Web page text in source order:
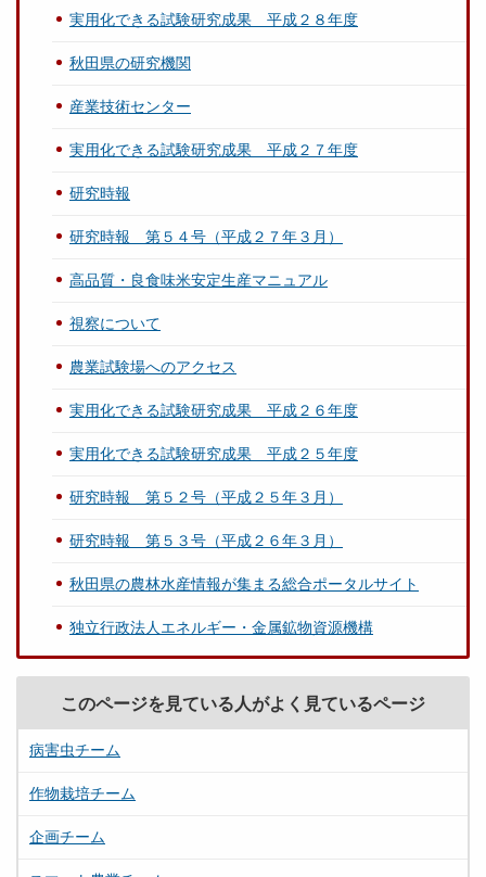
実用化できる試験研究成果 平成２８年度
秋田県の研究機関
産業技術センター
実用化できる試験研究成果 平成２７年度
研究時報
研究時報 第５４号（平成２７年３月）
高品質・良食味米安定生産マニュアル
視察について
農業試験場へのアクセス
実用化できる試験研究成果 平成２６年度
実用化できる試験研究成果 平成２５年度
研究時報 第５２号（平成２５年３月）
研究時報 第５３号（平成２６年３月）
秋田県の農林水産情報が集まる総合ポータルサイト
独立行政法人エネルギー・金属鉱物資源機構
このページを見ている人がよく見ているページ
病害虫チーム
作物栽培チーム
企画チーム